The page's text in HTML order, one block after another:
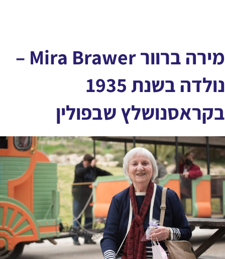
מירה ברוור Mira Brawer –
נולדה בשנת 1935
בקראסנושלץ שבפולין